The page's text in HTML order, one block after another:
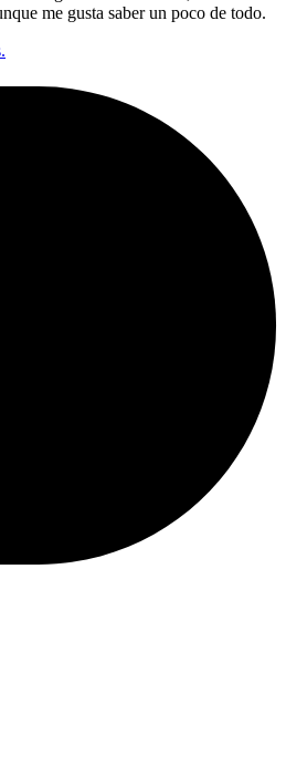
me gusta saber un poco de todo.